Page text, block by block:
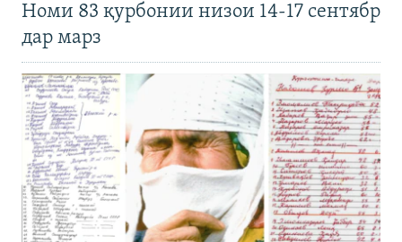
Номи 83 қурбонии низои 14-17 сентябр
дар марз